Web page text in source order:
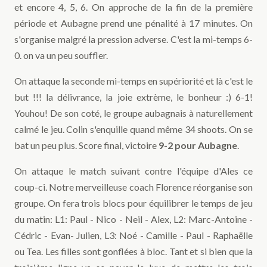
et encore 4, 5, 6. On approche de la fin de la première
période et Aubagne prend une pénalité à 17 minutes. On
s'organise malgré la pression adverse. C'est la mi-temps 6-
0. on va un peu souffler.
On attaque la seconde mi-temps en supériorité et là c'est le
but !!! la délivrance, la joie extrème, le bonheur :) 6-1!
Youhou! De son coté, le groupe aubagnais à naturellement
calmé le jeu. Colin s'enquille quand même 34 shoots. On se
bat un peu plus. Score final, victoire 9-2 pour Aubagne
On attaque le match suivant contre l'équipe d'Ales ce
coup-ci. Notre merveilleuse coach Florence réorganise son
groupe. On fera trois blocs pour équilibrer le temps de jeu
du matin: L1: Paul - Nico - Neil - Alex, L2: Marc-Antoine -
Cédric - Evan- Julien, L3: Noé - Camille - Paul - Raphaëlle
ou Tea. Les filles sont gonflées à bloc. Tant et si bien que la